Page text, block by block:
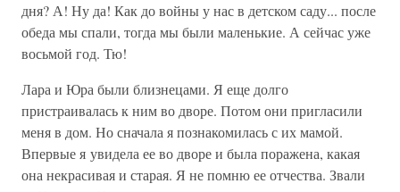
дня? А! Ну да! Как до войны у нас в детском саду... после
обеда мы спали, тогда мы были маленькие. А сейчас уже
восьмой год. Тю!
Лара и Юра были близнецами. Я еще долго
пристраивалась к ним во дворе. Потом они пригласили
меня в дом. Но сначала я познакомилась с их мамой.
Впервые я увидела ее во дворе и была поражена, какая
она некрасивая и старая. Я не помню ее отчества. Звали